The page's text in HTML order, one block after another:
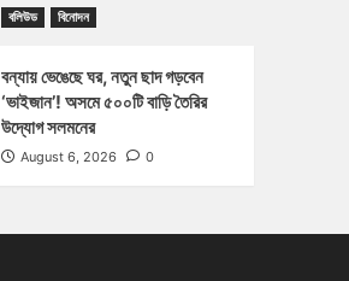
বলিউড বিনোদন
বন্যায় ভেঙেছে ঘর, নতুন ছাদ গড়বেন
‘ভাইজান’! অসমে ৫০০টি বাড়ি তৈরির
উদ্যোগ সলমনের
August 6, 2026 0